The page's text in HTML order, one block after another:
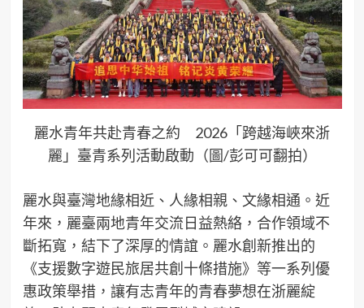
麗水青年共赴青春之約 2026「跨越海峽來浙
麗」臺青系列活動啟動（圖/彭可可翻拍）
麗水與臺灣地緣相近、人緣相親、文緣相通。近
年來，麗臺兩地青年交流日益熱絡，合作領域不
斷拓寬，結下了深厚的情誼。麗水創新推出的
《支援數字遊民旅居共創十條措施》等一系列優
惠政策舉措，讓有志青年的青春夢想在浙麗綻